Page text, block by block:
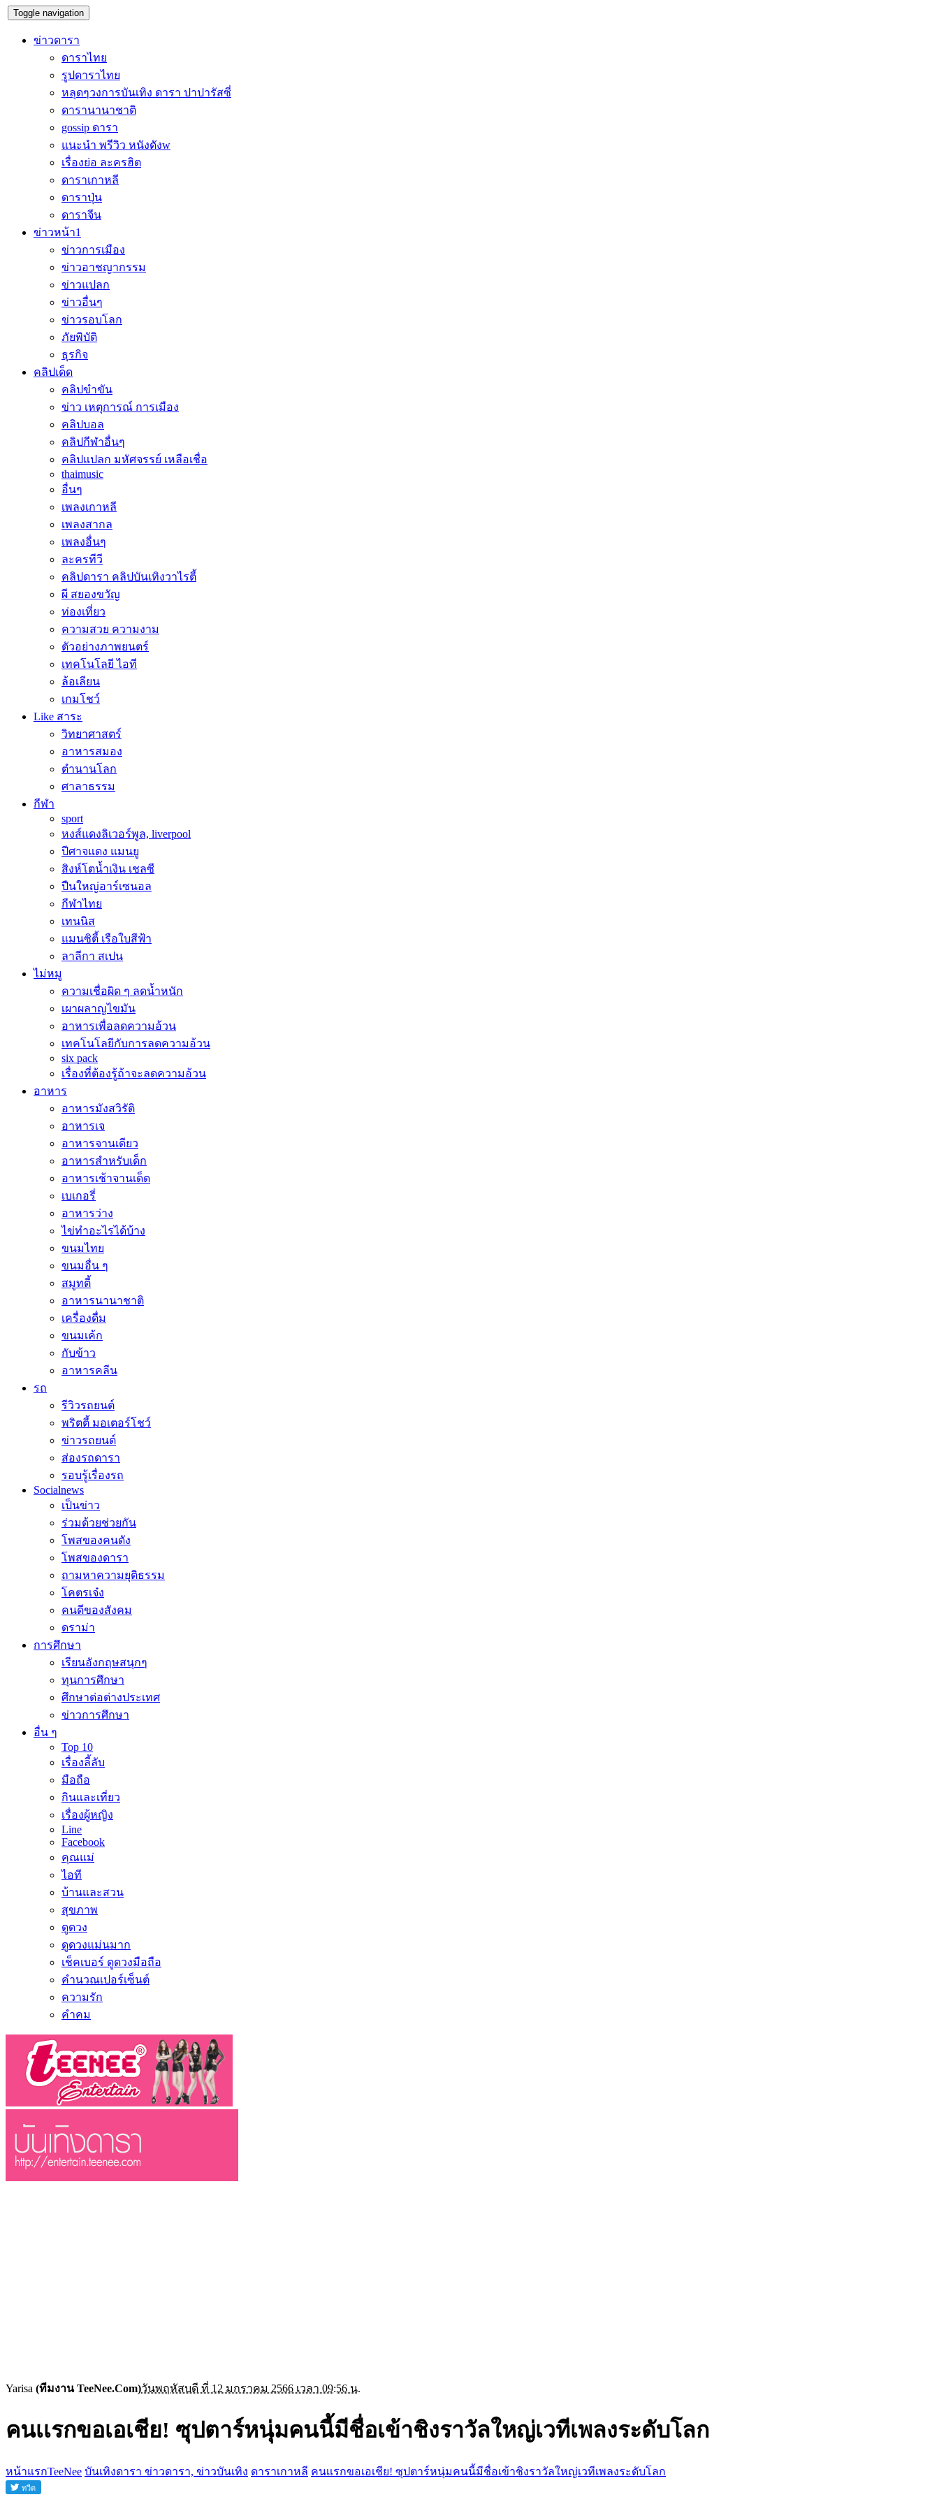
Toggle navigation
ข่าวดารา
ดาราไทย
รูปดาราไทย
หลุดๆวงการบันเทิง ดารา ปาปารัสซี่
ดารานานาชาติ
gossip ดารา
แนะนำ พรีวิว หนังดังw
เรื่องย่อ ละครฮิต
ดาราเกาหลี
ดาราปุ่น
ดาราจีน
ข่าวหน้า1
ข่าวการเมือง
ข่าวอาชญากรรม
ข่าวแปลก
ข่าวอื่นๆ
ข่าวรอบโลก
ภัยพิบัติ
ธุรกิจ
คลิปเด็ด
คลิปขำขัน
ข่าว เหตุการณ์ การเมือง
คลิปบอล
คลิปกีฬาอื่นๆ
คลิปแปลก มหัศจรรย์ เหลือเชื่อ
thaimusic
อื่นๆ
เพลงเกาหลี
เพลงสากล
เพลงอื่นๆ
ละครทีวี
คลิปดารา คลิปบันเทิงวาไรตี้
ผี สยองขวัญ
ท่องเที่ยว
ความสวย ความงาม
ตัวอย่างภาพยนตร์
เทคโนโลยี ไอที
ล้อเลียน
เกมโชว์
Like สาระ
วิทยาศาสตร์
อาหารสมอง
ตำนานโลก
ศาลาธรรม
กีฬา
sport
หงส์แดงลิเวอร์พูล, liverpool
ปีศาจแดง แมนยู
สิงห์โตน้ำเงิน เชลซี
ปืนใหญ่อาร์เซนอล
กีฬาไทย
เทนนิส
แมนซิตี้ เรือใบสีฟ้า
ลาลีกา สเปน
ไม่หมู
ความเชื่อผิด ๆ ลดน้ำหนัก
เผาผลาญไขมัน
อาหารเพื่อลดความอ้วน
เทคโนโลยีกับการลดความอ้วน
six pack
เรื่องที่ต้องรู้ถ้าจะลดความอ้วน
อาหาร
อาหารมังสวิรัติ
อาหารเจ
อาหารจานเดียว
อาหารสำหรับเด็ก
อาหารเช้าจานเด็ด
เบเกอรี่
อาหารว่าง
ไข่ทำอะไรได้บ้าง
ขนมไทย
ขนมอื่น ๆ
สมูทตี้
อาหารนานาชาติ
เครื่องดื่ม
ขนมเค้ก
กับข้าว
อาหารคลีน
รถ
รีวิวรถยนต์
พริตตี้ มอเตอร์โชว์
ข่าวรถยนต์
ส่องรถดารา
รอบรู้เรื่องรถ
Socialnews
เป็นข่าว
ร่วมด้วยช่วยกัน
โพสของคนดัง
โพสของดารา
ถามหาความยุติธรรม
โคตรเจ๋ง
คนดีของสังคม
ดราม่า
การศึกษา
เรียนอังกฤษสนุกๆ
ทุนการศึกษา
ศึกษาต่อต่างประเทศ
ข่าวการศึกษา
อื่น ๆ
Top 10
เรื่องลี้ลับ
มือถือ
กินและเที่ยว
เรื่องผู้หญิง
Line
Facebook
คุณแม่
ไอที
บ้านและสวน
สุขภาพ
ดูดวง
ดูดวงแม่นมาก
เช็คเบอร์ ดูดวงมือถือ
คำนวณเปอร์เซ็นต์
ความรัก
คำคม
Yarisa (ทีมงาน TeeNee.Com)วันพฤหัสบดี ที่ 12 มกราคม 2566 เวลา 09:56 น.
คนเเรกขอเอเชีย! ซุปตาร์หนุ่มคนนี้มีชื่อเข้าชิงราวัลใหญ่เวทีเพลงระดับโลก
หน้าแรกTeeNee บันเทิงดารา ข่าวดารา, ข่าวบันเทิง ดาราเกาหลี คนเเรกขอเอเชีย! ซุปตาร์หนุ่มคนนี้มีชื่อเข้าชิงราวัลใหญ่เวทีเพลงระดับโลก